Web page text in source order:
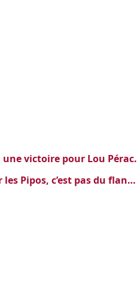
une victoire pour Lou Pérac.
les Pipos, c’est pas du flan…